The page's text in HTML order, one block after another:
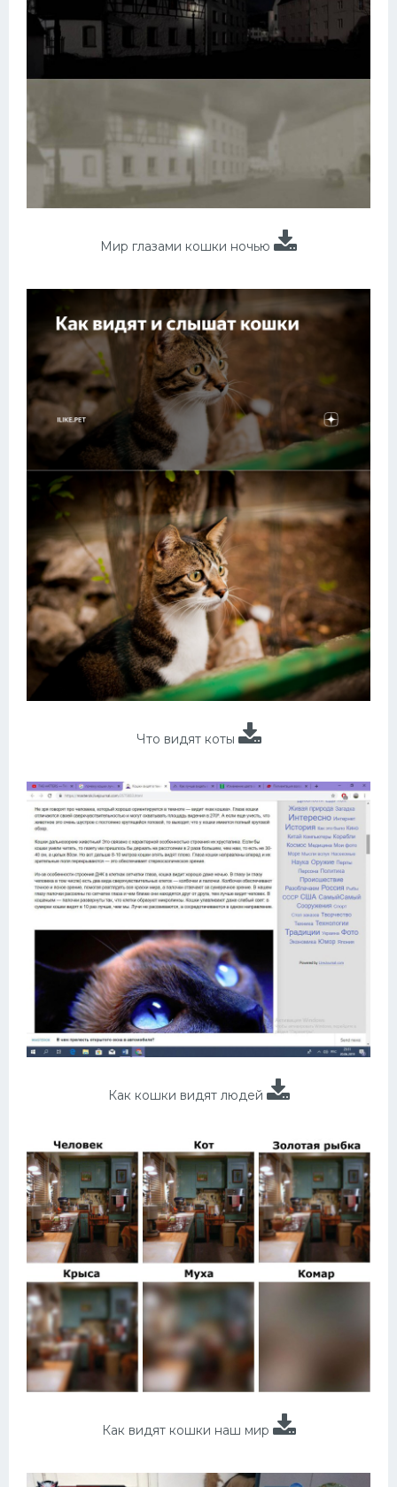
Мир глазами кошки ночью
Что видят коты
Как кошки видят людей
Как видят кошки наш мир